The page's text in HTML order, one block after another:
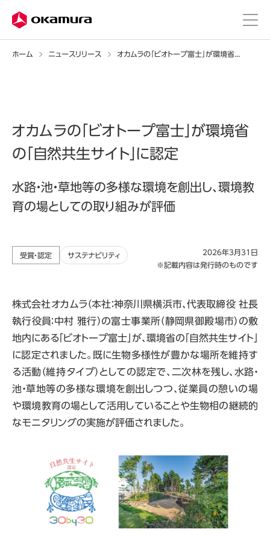
ホーム ニュースリリース
オカムラの「ビオトープ富士」が環境省
の「自然共生サイト」に認定
水路・池・草地等の多様な環境を創出し、環境教
育の場としての取り組みが評価
受賞・認定 サステナビリティ
2026年3月31日
※記載内容は発行時のものです
株式会社オカムラ（本社：神奈川県横浜市、代表取締役 社長
執行役員：中村 雅行）の富士事業所（静岡県御殿場市）の敷
地内にある「ビオトープ富士」が、環境省の「自然共生サイト」
に認定されました。既に生物多様性が豊かな場所を維持す
る活動（維持タイプ）としての認定で、二次林を残し、水路・
池・草地等の多様な環境を創出しつつ、従業員の憩いの場
や環境教育の場として活用していることや生物相の継続的
なモニタリングの実施が評価されました。